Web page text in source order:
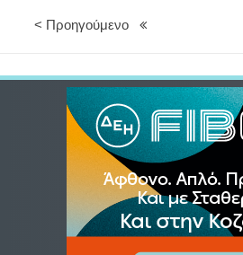
< Προηγούμενο